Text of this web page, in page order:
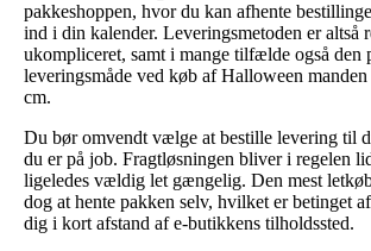
pakkeshoppen, hvor du kan afhente
ind i din kalender. Leveringsmetoden er altså
ukompliceret, samt i mange tilfælde også den
leveringsmåde ved køb af Halloween
cm.
Du bør omvendt vælge at bestille levering til
du er på job. Fragtløsningen bliver i regelen
ligeledes vældig let gængelig. Den mest
dog at hente pakken selv, hvilket er betinget
dig i kort afstand af e-butikkens tilholdssted.